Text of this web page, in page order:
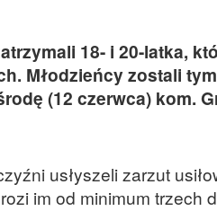
18- i 20-latka,
Młodzieńcy zostali
(12 czerwca) kom.
usłyszeli zarzut
im od minimum trzech